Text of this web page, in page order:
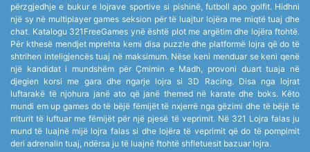
përzgjedhje e bukur e lojrave sportive si pishinë, futboll apo golfit. Hidhni
një sy në multiplayer games seksion për të luajtur lojëra me miqtë tuaj dhe
chat. Katalogu 321FreeGames ynë është plot me argëtim dhe lojëra ftohtë.
Për kthesë mendjet mprehta kemi disa puzzle dhe platformë lojra që do të
shtrihen inteligjencës tuaj në maksimum. Nëse keni menduar se keni qenë
një kandidat i mundshëm për Çmimin e Madh, provoni duart tuaja në
djegien korsi me gara dhe ngarje lojra si 3D Racing. Disa nga lojrat
luftarakë të njohura janë ato që janë themed në karate dhe boks. Këto
mundi em up games do të bëjë fëmijët të nxjerrë nga gëzimi dhe të bëjë të
rriturit të luftuar me fëmijët për një pjesë të veprimit. Në 321 Lojra falas ju
mund të luajnë mijë lojra falas si dhe lojëra të veprimit që do të pompimit
deri adrenalin tuaj, ndërsa ju të luajnë ftohtë shfletuesit bazuar lojra.